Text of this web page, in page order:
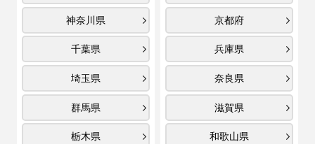
神奈川県
千葉県
埼玉県
群馬県
栃木県
京都府
兵庫県
奈良県
滋賀県
和歌山県